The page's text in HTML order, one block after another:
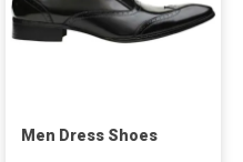
Men Dress Shoes